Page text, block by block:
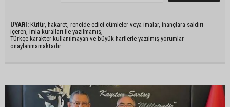
UYARI: Küfür, hakaret, rencide edici cümleler veya imalar, inançlara saldırı
içeren, imla kuralları ile yazılmamış,
Türkçe karakter kullanılmayan ve büyük harflerle yazılmış yorumlar
onaylanmamaktadır.